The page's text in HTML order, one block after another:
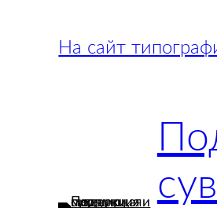
содержимому
На сайт